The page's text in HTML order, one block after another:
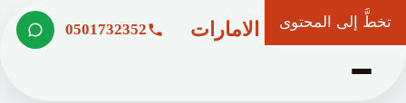
تخطَّ إلى المحتوى
شركة وعد الامارات 0501732352